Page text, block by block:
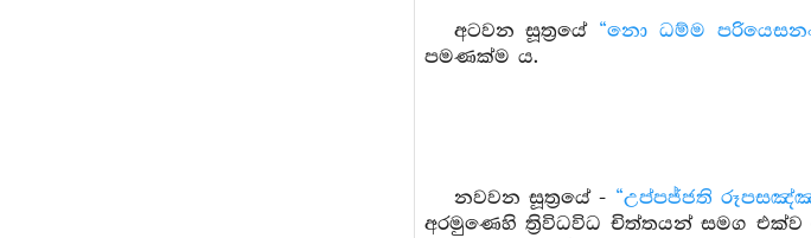
අටවන සූත්‍රයේ “නො ධම්ම
පමණක්ම ය.
නවවන සූත්‍රයේ - “උප්පජ්ජති
අරමුණෙහි ත්‍රිවිධවිධ චිත්තයන් සමග එක්ව